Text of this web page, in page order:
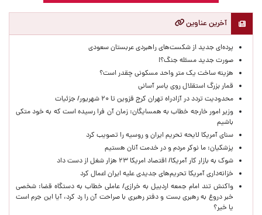
آخرین عناوین
پرده‌ای جدید از شکست‌های راهبردی عربستان سعودی
صورت جدید مسئله جنگ؟!
هزینه ساخت یک متر واحد مسکونی چقدر است؟
قمار بزرگ استقلال روی یاسر آسانی
محدودیت تردد در آزادراه تهران کرج قزوین تا ۲۰ شهریور/ جزئیات
وزیر امور خارجه خطاب به همسایگان: زمان آن فرا رسیده است که به خود متکی
باشیم
سنای آمریکا لایحه تحریم ایران و روسیه را تصویب کرد
پزشکیان: ما نوکر مردم و در خدمت آنان هستیم
شوک به بازار کار آمریکا/ اقتصاد امریکا ۲۳ هزار شغل از دست داد
خزانه‌داری آمریکا تحریم‌های جدیدی علیه ایران اعمال کرد
واکنش تند امام جمعه اردبیل به خرازی/ عاملی خطاب به دستگاه قضا: شخصی
خبر دروغ به رهبری بست و دفتر رهبری با صراحت آن را رد کرد، آیا این جرم است
یا خیر؟